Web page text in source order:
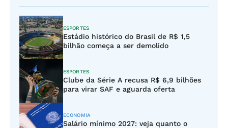
ESPORTES
Estádio histórico do Brasil de R$ 1,5
bilhão começa a ser demolido
ESPORTES
Clube da Série A recusa R$ 6,9 bilhões
para virar SAF e aguarda oferta
ECONOMIA
Salário mínimo 2027: veja quanto o